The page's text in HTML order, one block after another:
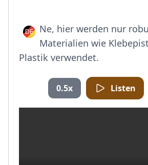
Ne, hier werden nur
Materialien wie
Plastik verwendet.
0.5x Listen